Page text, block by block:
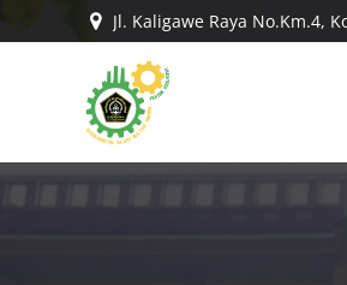
to
Jl. Kaligawe Raya No.Km.4,